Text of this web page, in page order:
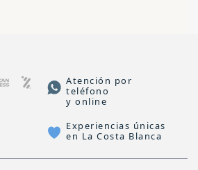
Atención por
teléfono
y online
Experiencias únicas
en La Costa Blanca